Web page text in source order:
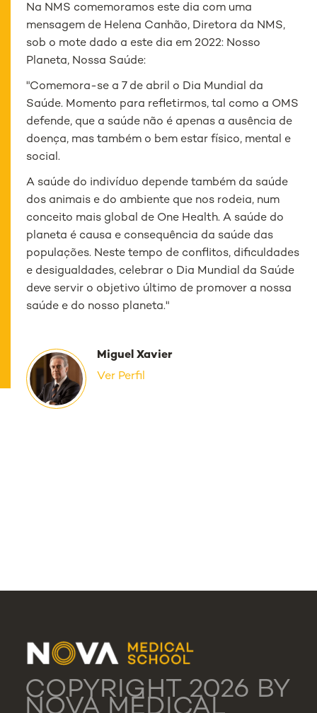
Na NMS comemoramos este dia com uma
mensagem de Helena Canhão, Diretora da NMS,
sob o mote dado a este dia em 2022: Nosso
Planeta, Nossa Saúde:
"Comemora-se a 7 de abril o Dia Mundial da
Saúde. Momento para refletirmos, tal como a OMS
defende, que a saúde não é apenas a ausência de
doença, mas também o bem estar físico, mental e
social.
A saúde do indivíduo depende também da saúde
dos animais e do ambiente que nos rodeia, num
conceito mais global de One Health. A saúde do
planeta é causa e consequência da saúde das
populações. Neste tempo de conflitos, dificuldades
e desigualdades, celebrar o Dia Mundial da Saúde
deve servir o objetivo último de promover a nossa
saúde e do nosso planeta."
Miguel Xavier
Ver Perfil
COPYRIGHT 2026 BY